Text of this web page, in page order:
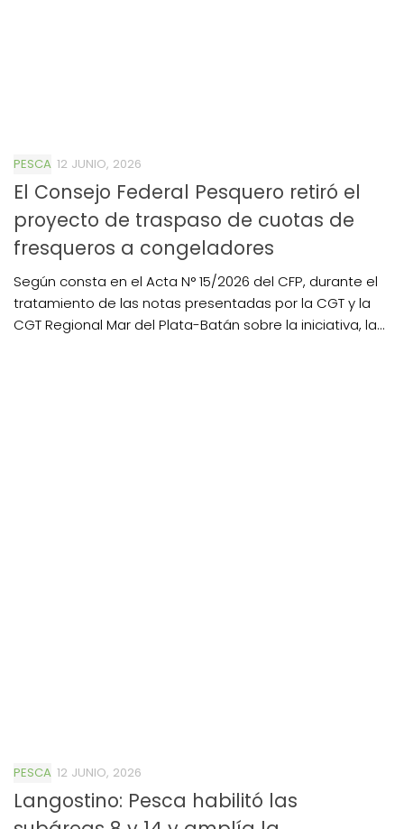
PESCA 12 JUNIO, 2026
El Consejo Federal Pesquero retiró el
proyecto de traspaso de cuotas de
fresqueros a congeladores
Según consta en el Acta N° 15/2026 del CFP, durante el
tratamiento de las notas presentadas por la CGT y la
CGT Regional Mar del Plata-Batán sobre la iniciativa, la...
PESCA 12 JUNIO, 2026
Langostino: Pesca habilitó las